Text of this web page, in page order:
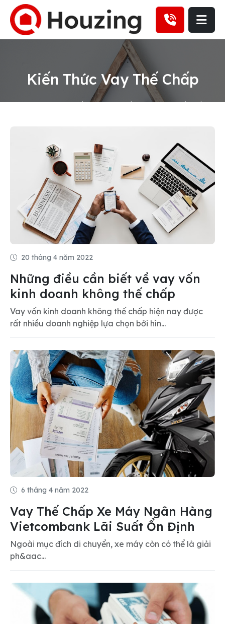
Kiến Thức Vay Thế Chấp
20 tháng 4 năm 2022
Những điều cần biết về vay vốn
kinh doanh không thế chấp
Vay vốn kinh doanh không thế chấp hiện nay được
rất nhiều doanh nghiệp lựa chọn bởi hìn...
6 tháng 4 năm 2022
Vay Thế Chấp Xe Máy Ngân Hàng
Vietcombank Lãi Suất Ổn Định
Ngoài mục đích di chuyển, xe máy còn có thể là giải
ph&aac...